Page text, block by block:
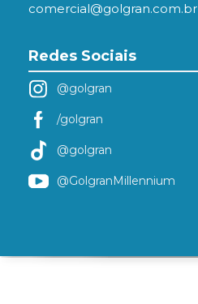
comercial@golgran.com.br
Redes Sociais
@golgran
/golgran
@golgran
@GolgranMillennium